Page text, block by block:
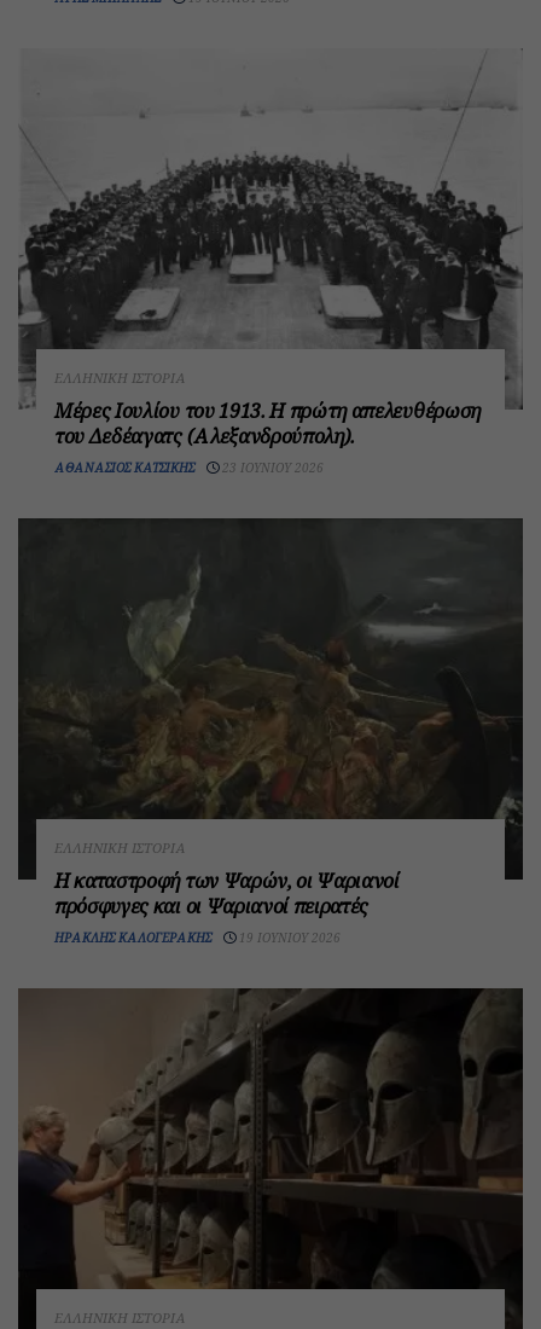
ΕΛΛΗΝΙΚΉ ΙΣΤΟΡΊΑ
Μέρες Ιουλίου του 1913. H πρώτη απελευθέρωση
του Δεδέαγατς (Αλεξανδρούπολη).
ΑΘΑΝΆΣΙΟΣ ΚΑΤΣΊΚΗΣ 23 ΙΟΥΝΊΟΥ 2026
ΕΛΛΗΝΙΚΉ ΙΣΤΟΡΊΑ
Η καταστροφή των Ψαρών, οι Ψαριανοί
πρόσφυγες και οι Ψαριανοί πειρατές
ΗΡΑΚΛΉΣ ΚΑΛΟΓΕΡΆΚΗΣ 19 ΙΟΥΝΊΟΥ 2026
ΕΛΛΗΝΙΚΉ ΙΣΤΟΡΊΑ